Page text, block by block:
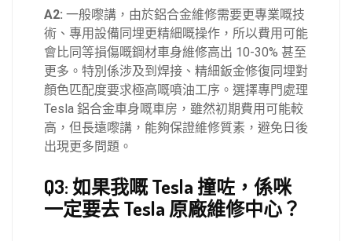
A2: 一般嚟講，由於鋁合金維修需要更專業嘅技
術、專用設備同埋更精細嘅操作，所以費用可能
會比同等損傷嘅鋼材車身維修高出 10-30% 甚至
更多。特別係涉及到焊接、精細鈑金修復同埋對
顏色匹配度要求極高嘅噴油工序。選擇專門處理
Tesla 鋁合金車身嘅車房，雖然初期費用可能較
高，但長遠嚟講，能夠保證維修質素，避免日後
出現更多問題。
Q3: 如果我嘅 Tesla 撞咗，係咪
一定要去 Tesla 原廠維修中心？